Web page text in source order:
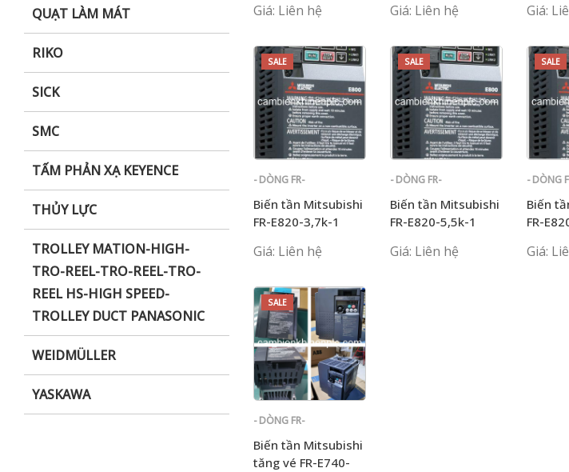
QUẠT LÀM MÁT
RIKO
SICK
SMC
TẤM PHẢN XẠ KEYENCE
THỦY LỰC
TROLLEY MATION-HIGH-
TRO-REEL-TRO-REEL-TRO-
REEL HS-HIGH SPEED-
TROLLEY DUCT PANASONIC
WEIDMÜLLER
YASKAWA
Giá: Liên hệ Giá: Liên hệ Giá:
SALE
- DÒNG FR-
Biến tần Mitsubishi
FR-E820-3,7k-1
Giá: Liên hệ
SALE
- DÒNG FR-
Biến tần Mitsubishi
FR-E820-5,5k-1
Giá: Liên hệ
SALE
- DÒNG
Biến
FR-
Giá:
SALE
- DÒNG FR-
Biến tần Mitsubishi
tăng vé FR-E740-